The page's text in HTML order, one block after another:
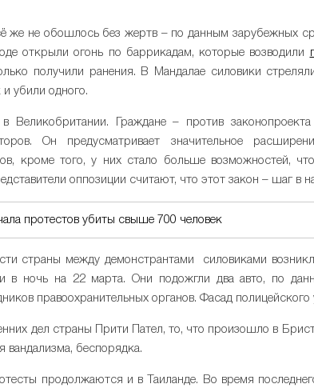
же не обошлось без жертв – по данным зарубежных
открыли огонь по баррикадам, которые возводили
получили ранения. В Мандалае силовики
и убили одного.
Великобритании. Граждане – против
Он предусматривает значительное
кроме того, у них стало больше возможностей,
оппозиции считают, что этот закон – шаг в
протестов убиты свыше 700 человек
страны между демонстрантами силовиками
в ночь на 22 марта. Они подожгли два авто, по
правоохранительных органов. Фасад полицейского
дел страны Прити Пател, то, что произошло в
вандализма, беспорядка.
продолжаются и в Таиланде. Во время